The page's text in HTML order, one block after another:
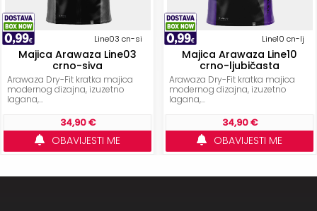
Line03 cn-si
Majica Arawaza Line03
crno-siva
Arawaza Dry-Fit kratka majica
modernog dizajna, izuzetno
lagana,...
34,90 €
OBAVIJESTI ME
Line10 cn-lj
Majica Arawaza Line10
crno-ljubičasta
Arawaza Dry-Fit kratka majica
modernog dizajna, izuzetno
lagana,...
34,90 €
OBAVIJESTI ME